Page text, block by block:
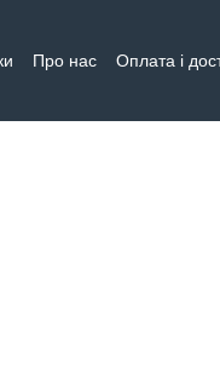
Про нас Оплата і